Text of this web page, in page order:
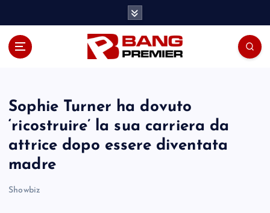
Sophie Turner ha dovuto
‘ricostruire’ la sua carriera da
attrice dopo essere diventata
madre
Showbiz